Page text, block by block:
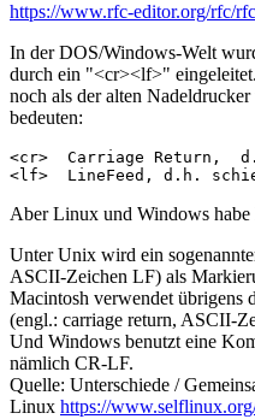
https://www.rfc-editor.org/rfc/
In der DOS/Windows-Welt
durch ein "<cr><lf>"
noch als der alten
bedeuten:
<cr>  Carriage Return,
<lf>  LineFeed, d.h.
Aber Linux und Windows habe
Unter Unix wird ein
ASCII-Zeichen LF) als
Macintosh verwendet übrigens
(engl.: carriage return, ASCII-
Und Windows benutzt eine
nämlich CR-LF.
Quelle: Unterschiede /
Linux https://